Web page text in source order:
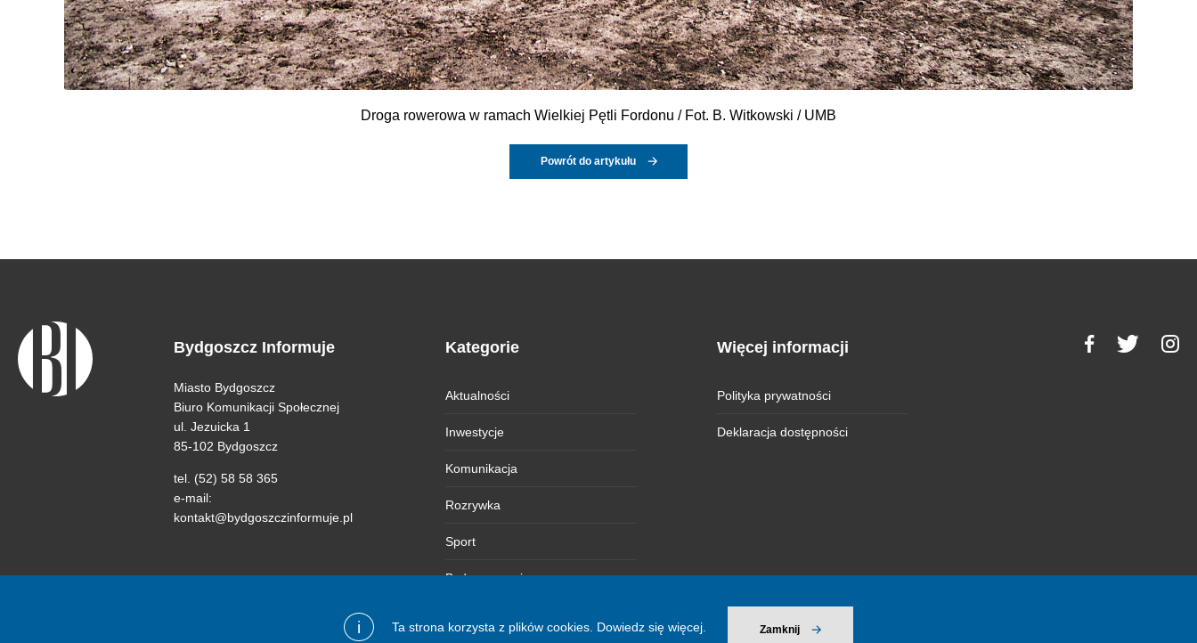
i Ta strona korzysta z plików cookies. Dowiedz się więcej. Zamknij
Droga rowerowa w ramach Wielkiej Pętli Fordonu / Fot. B. Witkowski / UMB
Powrót do artykułu
Bydgoszcz Informuje
Miasto Bydgoszcz
Biuro Komunikacji Społecznej
ul. Jezuicka 1
85-102 Bydgoszcz
tel. (52) 58 58 365
e-mail:
kontakt@bydgoszczinformuje.pl
Kategorie
Aktualności
Inwestycje
Komunikacja
Rozrywka
Sport
Bydgoszczanie
Więcej informacji
Polityka prywatności
Deklaracja dostępności